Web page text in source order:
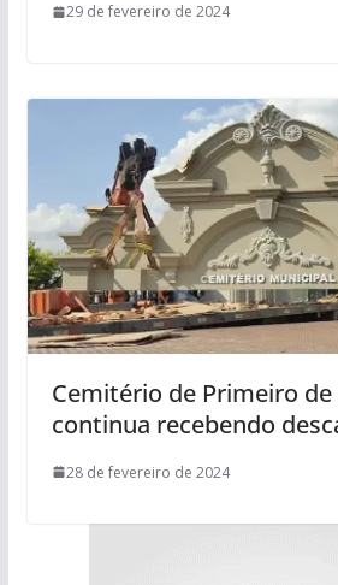
29 de fevereiro de 2024
Cemitério de Primeiro de
continua recebendo
28 de fevereiro de 2024